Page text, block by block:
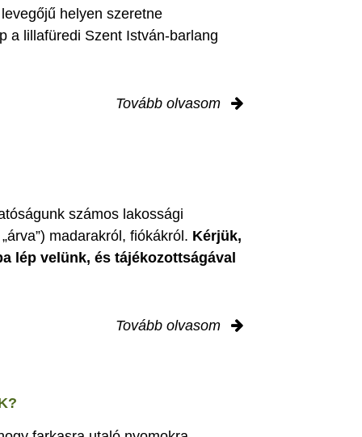
helyen szeretne
a lillafüredi Szent István-barlang
Tovább olvasom
számos lakossági
madarakról, fiókákról. Kérjük,
lép velünk, és tájékozottságával
Tovább olvasom